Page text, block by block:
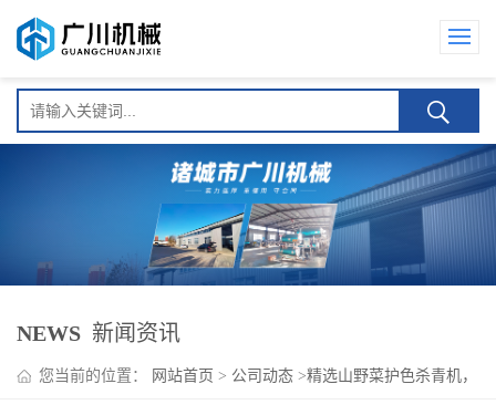
NEWS 新闻资讯
您当前的位置： 网站首页 > 公司动态 >精选山野菜护色杀青机，